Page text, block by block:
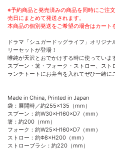
※予約商品と発売済みの商品を同時にご注
売日にまとめて発送されます。
本商品の個別発送をご希望の場合はカート
ドラマ「シュガードッグライフ」オリジ
リーセットが登場！
唯純が天沢とおでかけする時に使っていま
スプーン・箸・フォーク・ストロー、スト
ランチトートにお弁当を入れてぜひ一緒に
Made in China, Printed in Japan
袋：展開時／約255×135（mm）
スプーン：約W30×H160×D7（mm）
箸：約200（mm）
フォーク：約W25×H160×D7（mm）
ストロー：約Φ8×H200（mm）
ストローブラシ：約220（mm）